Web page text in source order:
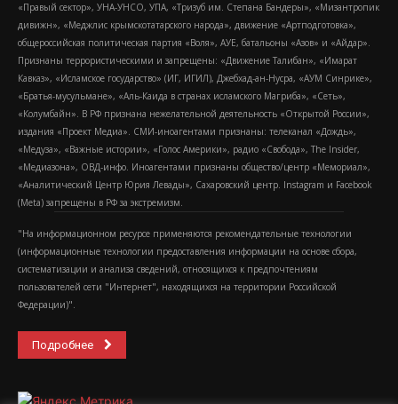
«Правый сектор», УНА-УНСО, УПА, «Тризуб им. Степана Бандеры», «Мизантропик
дивижн», «Меджлис крымскотатарского народа», движение «Артподготовка»,
общероссийская политическая партия «Воля», АУЕ, батальоны «Азов» и «Айдар».
Признаны террористическими и запрещены: «Движение Талибан», «Имарат
Кавказ», «Исламское государство» (ИГ, ИГИЛ), Джебхад-ан-Нусра, «АУМ Синрике»,
«Братья-мусульмане», «Аль-Каида в странах исламского Магриба», «Сеть»,
«Колумбайн». В РФ признана нежелательной деятельность «Открытой России»,
издания «Проект Медиа». СМИ-иноагентами признаны: телеканал «Дождь»,
«Медуза», «Важные истории», «Голос Америки», радио «Свобода», The Insider,
«Медиазона», ОВД-инфо. Иноагентами признаны общество/центр «Мемориал»,
«Аналитический Центр Юрия Левады», Сахаровский центр. Instagram и Facebook
(Metа) запрещены в РФ за экстремизм.
"На информационном ресурсе применяются рекомендательные технологии
(информационные технологии предоставления информации на основе сбора,
систематизации и анализа сведений, относящихся к предпочтениям
пользователей сети "Интернет", находящихся на территории Российской
Федерации)".
Подробнее